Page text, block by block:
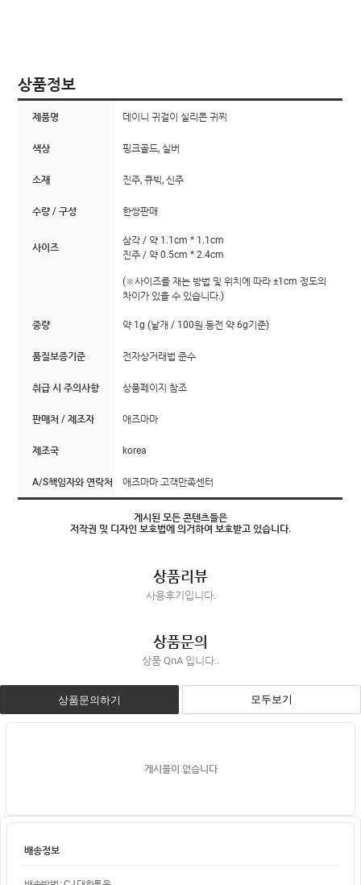
상품정보
제품명 데이니 귀걸이 실리콘 귀찌
색상 핑크골드, 실버
소재 진주, 큐빅, 신주
수량 / 구성 한쌍판매
사이즈
삼각 / 약 1.1cm * 1.1cm
진주 / 약 0.5cm * 2.4cm
(※사이즈를 재는 방법 및 위치에 따라 ±1cm 정도의
차이가 있을 수 있습니다.)
중량 약 1g (낱개 / 100원 동전 약 6g기준)
품질보증기준 전자상거래법 준수
취급 시 주의사항 상품페이지 참조
판매처 / 제조자 애즈마마
제조국 korea
A/S책임자와 연락처 애즈마마 고객만족센터
게시된 모든 콘텐츠들은
저작권 및 디자인 보호법에 의거하여 보호받고 있습니다.
상품리뷰
사용후기입니다.
상품문의
상품 QnA 입니다..
상품문의하기 모두보기
게시물이 없습니다
배송정보